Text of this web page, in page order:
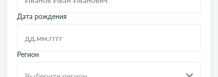
Дата рождения
Регион